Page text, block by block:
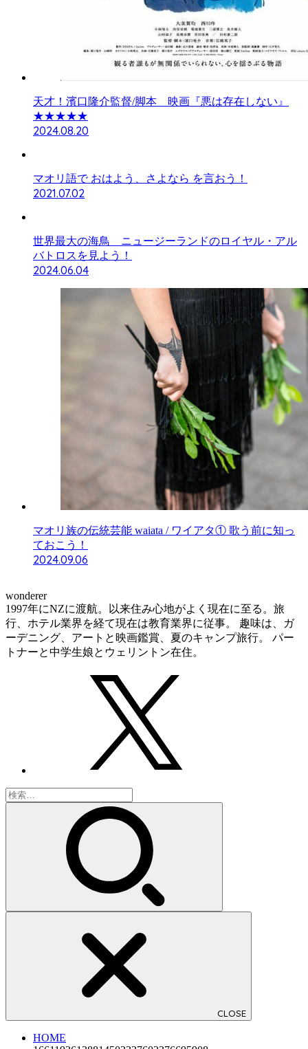
天才！濱口隆介監督/脚本 映画『悪は存在しない』
★★★★★
2024.08.20
マオリ語で おはよう、さよなら を言おう！
2021.07.02
世界最大の海鳥 ニュージーランドのロイヤル・アル
バトロスを見よう！
2024.06.04
マオリ族の伝統芸能 waiata / ワイアタ① 歌う前に知っ
ておこう！
2024.09.06
wonderer
1997年にNZに渡航。以来住み心地がよく現在に至る。旅
行、ホテル業界を経て現在は教育業界に従事。 趣味は、ガ
ーデニング、アートと映画鑑賞、夏のキャンプ旅行。 パー
トナーと中学生娘とウェリントン在住。
検
索:
CLOSE
HOME